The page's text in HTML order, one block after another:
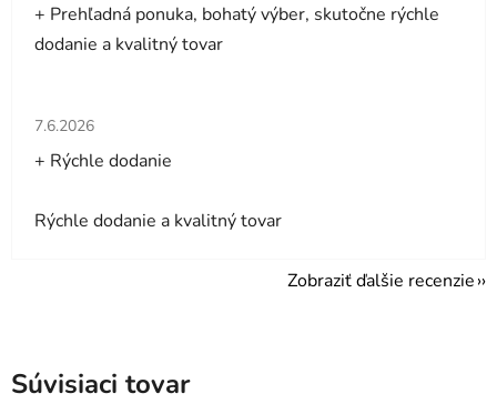
+ Prehľadná ponuka, bohatý výber, skutočne rýchle
dodanie a kvalitný tovar
Hodnotenie obchodu je 5 z 5 hviezdičiek.
7.6.2026
+ Rýchle dodanie
Rýchle dodanie a kvalitný tovar
Zobraziť ďalšie recenzie
Súvisiaci tovar